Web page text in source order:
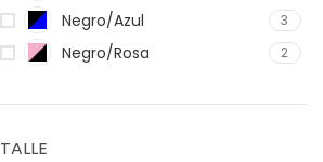
Negro/Azul 3
Negro/Rosa 2
TALLE